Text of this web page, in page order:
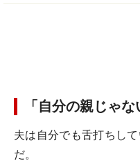
「自分の親じゃ
夫は自分でも舌打ちし
だ。